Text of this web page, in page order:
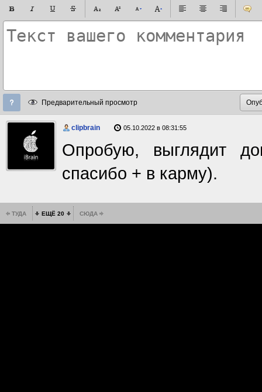
Предварительный просмотр
clipbrain 05.10.2022 в 08:31:55
Опробую, выглядит
спасибо + в карму).
ТУДА ЕЩЁ 20 СЮДА